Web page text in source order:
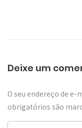
Deixe um
O seu endereço de e-
obrigatórios são